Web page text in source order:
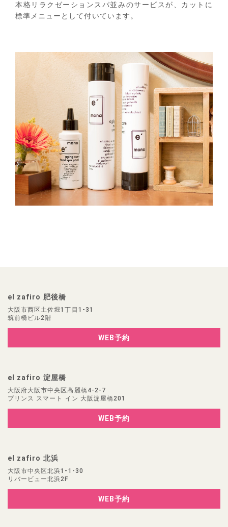
本格リラクゼーションスパ並みのサービスが、カットに
標準メニューとして付いています。
el zafiro 肥後橋
大阪市西区土佐堀1丁目1-31
筑前橋ビル2階
WEB予約
el zafiro 淀屋橋
大阪府大阪市中央区高麗橋4-2-7
プリンス スマート イン 大阪淀屋橋201
WEB予約
el zafiro 北浜
大阪市中央区北浜1-1-30
リバービュー北浜2F
WEB予約